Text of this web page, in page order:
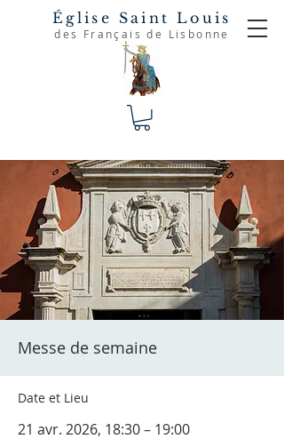
Église Saint Louis
des Français de Lisbonne
Messe de semaine
Date et Lieu
21 avr. 2026, 18:30 – 19:00